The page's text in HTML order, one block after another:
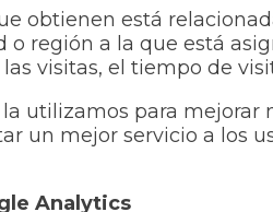
obtienen está
o región a la que está
visitas, el tiempo de
utilizamos para mejorar
un mejor servicio a los
Analytics